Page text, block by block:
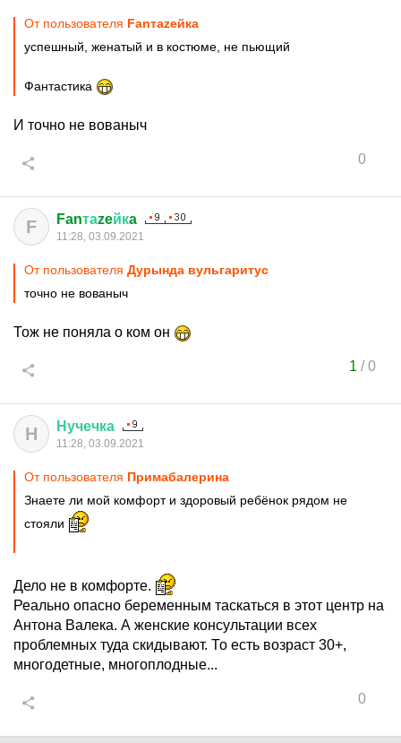
От пользователя Fanтаzeйкa
успешный, женатый и в костюме, не пьющий
Фантастика
И точно не вованыч
0
F Fanтаzeйкa
11:28, 03.09.2021
От пользователя Дурында вульгаритус
точно не вованыч
Тож не поняла о ком он
1 /0
Н Нучечка
11:28, 03.09.2021
От пользователя Примaбaлерина
Знаете ли мой комфорт и здоровый ребёнок рядом не
стояли
Дело не в комфорте.
Реально опасно беременным таскаться в этот центр на
Антона Валека. А женские консультации всех
проблемных туда скидывают. То есть возраст 30+,
многодетные, многоплодные...
0